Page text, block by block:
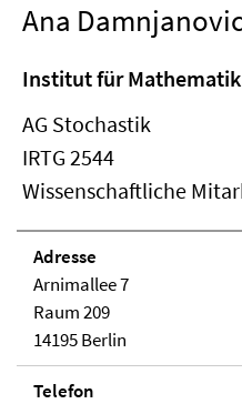
Ana
Institut für Mathematik
AG Stochastik
IRTG 2544
Wissenschaftliche
Adresse
Arnimallee 7
Raum 209
14195 Berlin
Telefon